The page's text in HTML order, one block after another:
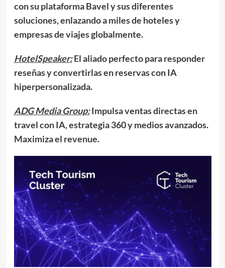
con su plataforma Bavel y sus diferentes
soluciones, enlazando a miles de hoteles y
empresas de viajes globalmente.
HotelSpeaker:El aliado perfecto para responder
reseñas y convertirlas en reservas con IA
hiperpersonalizada.
ADG Media Group:Impulsa ventas directas en
travel con IA, estrategia 360 y medios avanzados.
Maximiza el revenue.